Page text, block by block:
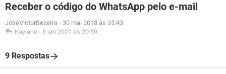
Receber o código do WhatsApp pelo e-mail
JoseVictorBezerra - 30 mai 2018 às 05:43
Kaylane - 8 jan 2021 às 20:59
9 Respostas